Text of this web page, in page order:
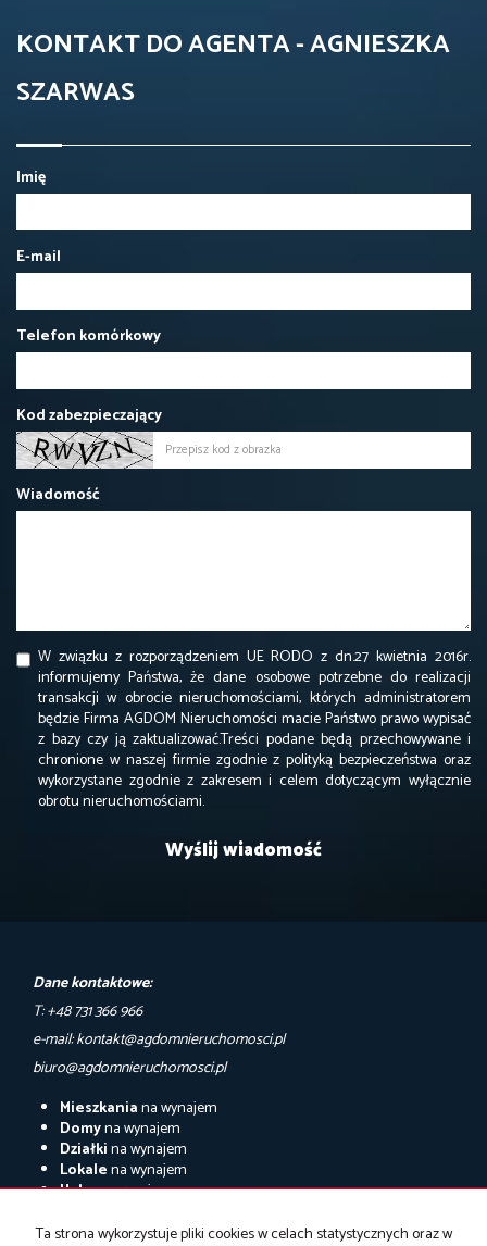
KONTAKT DO AGENTA - AGNIESZKA
SZARWAS
Imię
E-mail
Telefon komórkowy
Kod zabezpieczający
Wiadomość
W związku z rozporządzeniem UE RODO z dn.27 kwietnia 2016r.
informujemy Państwa, że dane osobowe potrzebne do realizacji
transakcji w obrocie nieruchomościami, których administratorem
będzie Firma AGDOM Nieruchomości macie Państwo prawo wypisać
z bazy czy ją zaktualizować.Treści podane będą przechowywane i
chronione w naszej firmie zgodnie z polityką bezpieczeństwa oraz
wykorzystane zgodnie z zakresem i celem dotyczącym wyłącznie
obrotu nieruchomościami.
Dane kontaktowe:
T: +48 731 366 966
e-mail: kontakt@agdomnieruchomosci.pl
biuro@agdomnieruchomosci.pl
Mieszkaniana wynajem
Domyna wynajem
Działkina wynajem
Lokalena wynajem
Halena wynajem
Ta strona wykorzystuje pliki cookies w celach statystycznych oraz w